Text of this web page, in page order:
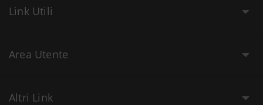
Link Utili
Area Utente
Altri Link